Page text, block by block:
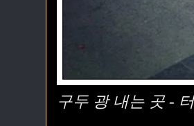
구두 광 내는 곳 -